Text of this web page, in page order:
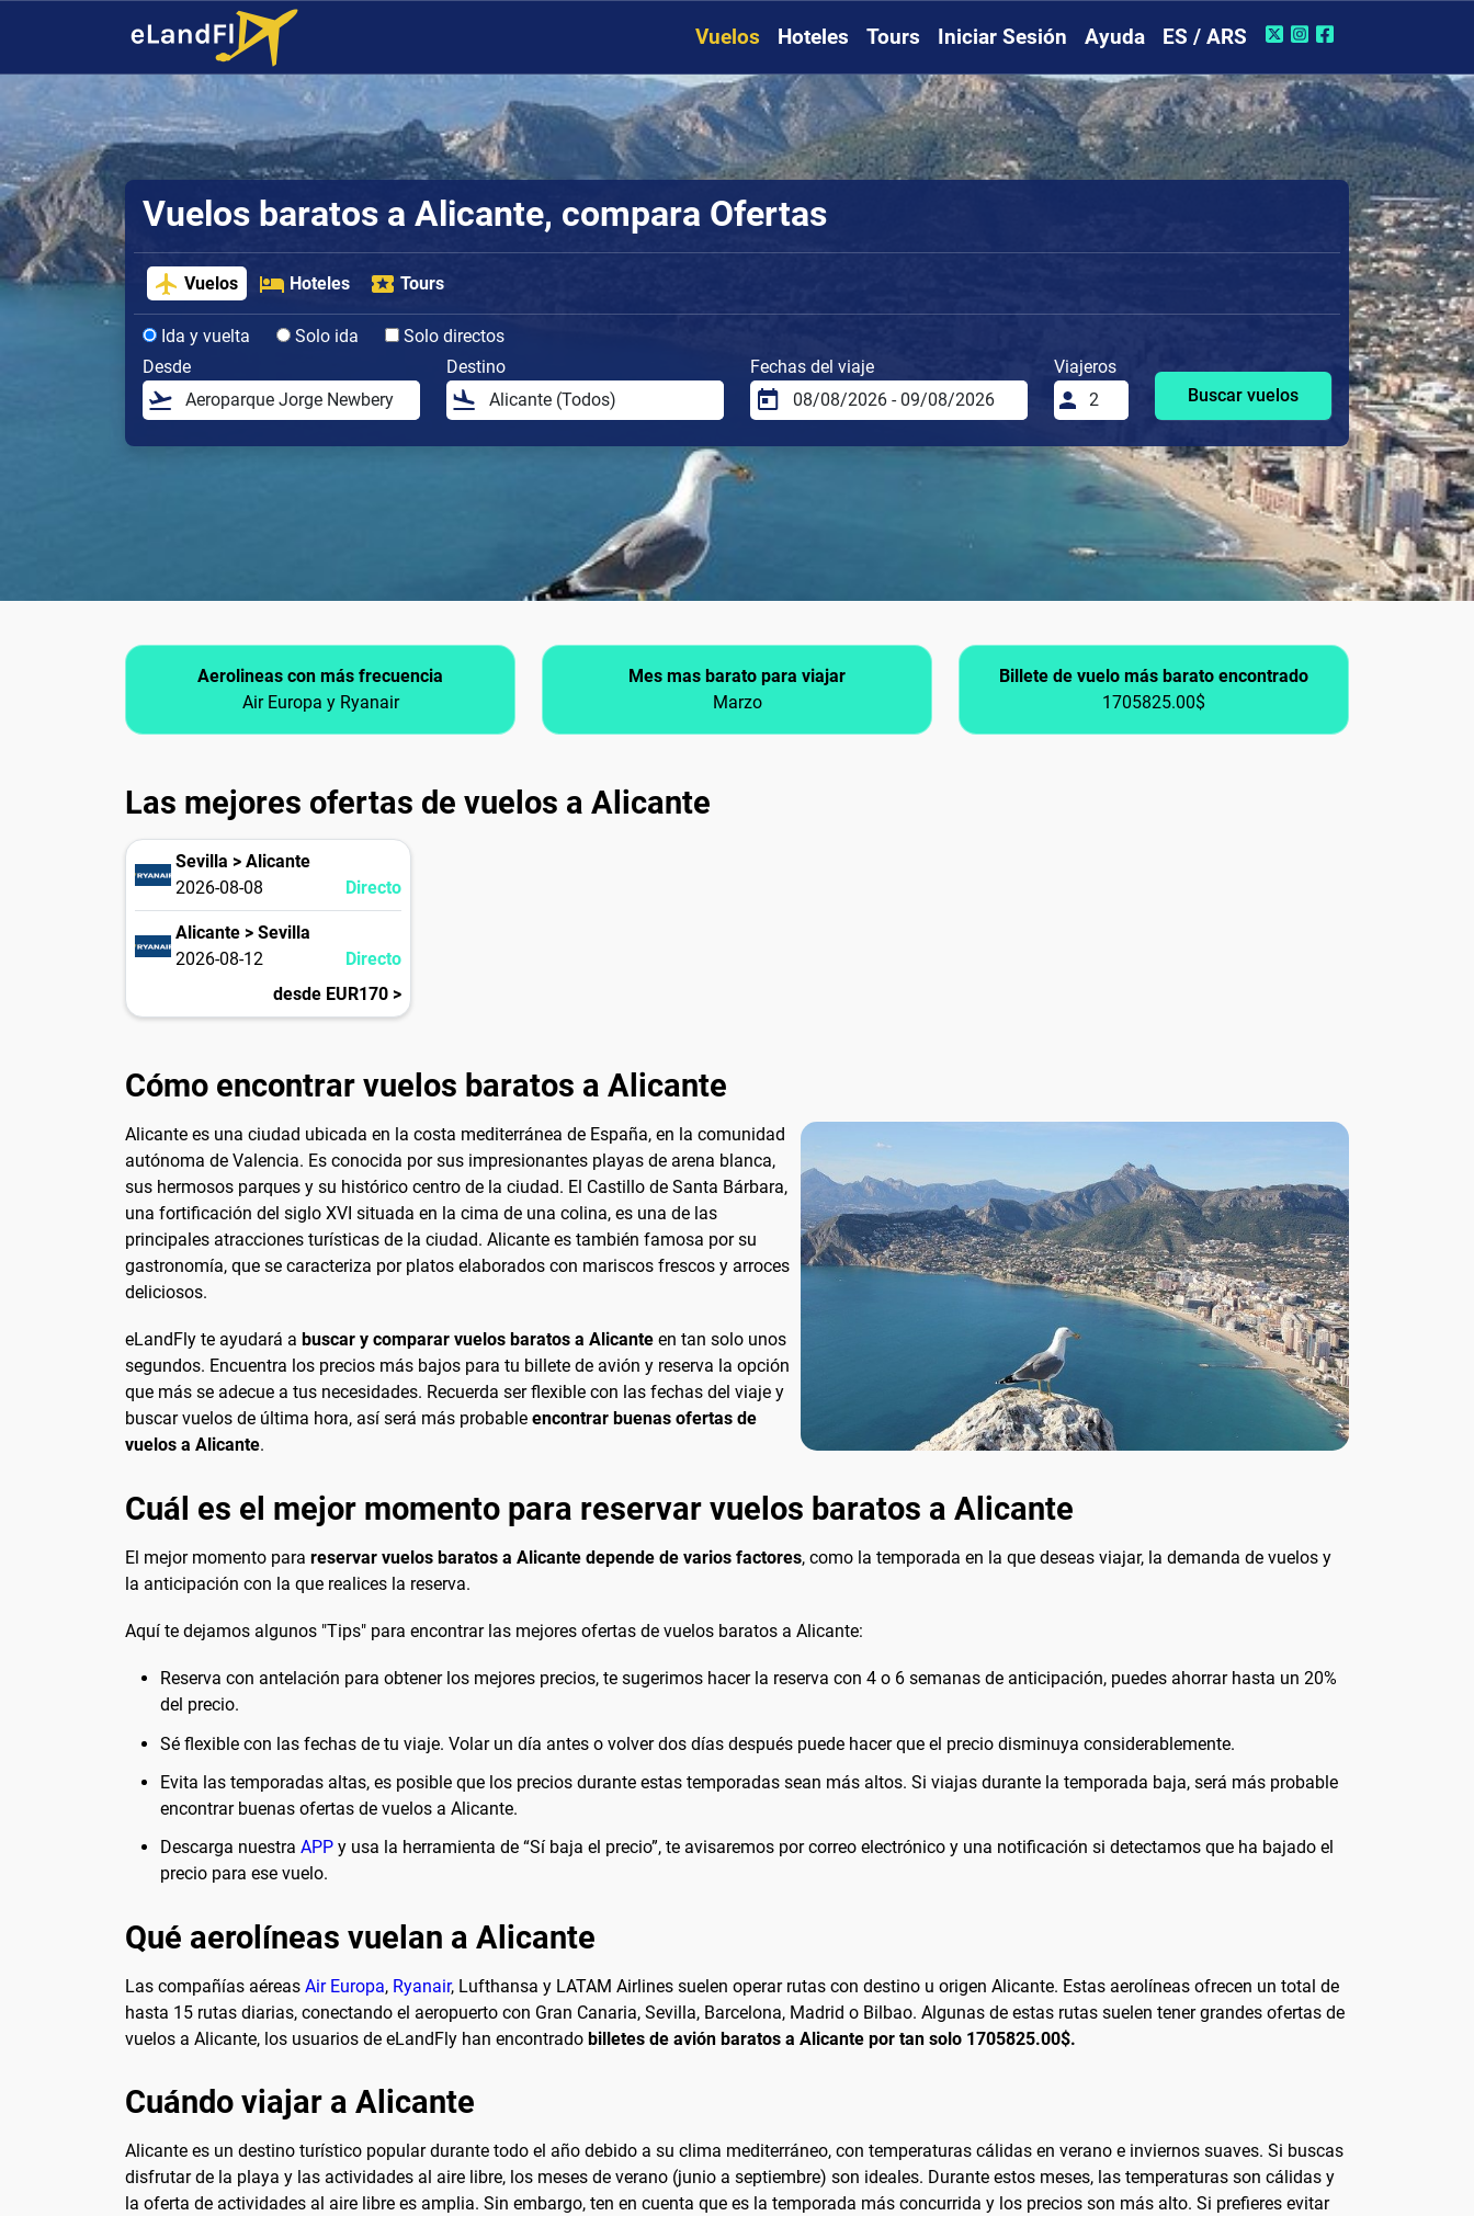
Vuelos Hoteles Tours Iniciar Sesión Ayuda ES / ARS
Vuelos baratos a Alicante, compara Ofertas
Vuelos Hoteles Tours
Ida y vuelta Solo ida
Solo directos
Desde
Destino Fechas del viaje
Viajeros
Buscar vuelos
Aerolineas con más frecuencia
Air Europa y Ryanair
Mes mas barato para viajar
Marzo
Billete de vuelo más barato encontrado
1705825.00$
Las mejores ofertas de vuelos a Alicante
Sevilla > Alicante
2026-08-08
Directo
Alicante > Sevilla
2026-08-12
Directo
desde EUR170 >
Cómo encontrar vuelos baratos a Alicante
Alicante es una ciudad ubicada en la costa mediterránea de España, en la comunidad
autónoma de Valencia. Es conocida por sus impresionantes playas de arena blanca,
sus hermosos parques y su histórico centro de la ciudad. El Castillo de Santa Bárbara,
una fortificación del siglo XVI situada en la cima de una colina, es una de las
principales atracciones turísticas de la ciudad. Alicante es también famosa por su
gastronomía, que se caracteriza por platos elaborados con mariscos frescos y arroces
deliciosos.
eLandFly te ayudará a buscar y comparar vuelos baratos a Alicante en tan solo unos
segundos. Encuentra los precios más bajos para tu billete de avión y reserva la opción
que más se adecue a tus necesidades. Recuerda ser flexible con las fechas del viaje y
buscar vuelos de última hora, así será más probable encontrar buenas ofertas de
vuelos a Alicante.
Cuál es el mejor momento para reservar vuelos baratos a Alicante
El mejor momento para reservar vuelos baratos a Alicante depende de varios factores, como la temporada en la que deseas viajar, la demanda de vuelos y
la anticipación con la que realices la reserva.
Aquí te dejamos algunos "Tips" para encontrar las mejores ofertas de vuelos baratos a Alicante:
Reserva con antelación para obtener los mejores precios, te sugerimos hacer la reserva con 4 o 6 semanas de anticipación, puedes ahorrar hasta un 20%
del precio.
Sé flexible con las fechas de tu viaje. Volar un día antes o volver dos días después puede hacer que el precio disminuya considerablemente.
Evita las temporadas altas, es posible que los precios durante estas temporadas sean más altos. Si viajas durante la temporada baja, será más probable
encontrar buenas ofertas de vuelos a Alicante.
Descarga nuestra APP y usa la herramienta de “Sí baja el precio”, te avisaremos por correo electrónico y una notificación si detectamos que ha bajado el
precio para ese vuelo.
Qué aerolíneas vuelan a Alicante
Las compañías aéreas Air Europa, Ryanair, Lufthansa y LATAM Airlines suelen operar rutas con destino u origen Alicante. Estas aerolíneas ofrecen un total de
hasta 15 rutas diarias, conectando el aeropuerto con Gran Canaria, Sevilla, Barcelona, Madrid o Bilbao. Algunas de estas rutas suelen tener grandes ofertas de
vuelos a Alicante, los usuarios de eLandFly han encontrado billetes de avión baratos a Alicante por tan solo 1705825.00$.
Cuándo viajar a Alicante
Alicante es un destino turístico popular durante todo el año debido a su clima mediterráneo, con temperaturas cálidas en verano e inviernos suaves. Si buscas
disfrutar de la playa y las actividades al aire libre, los meses de verano (junio a septiembre) son ideales. Durante estos meses, las temperaturas son cálidas y
la oferta de actividades al aire libre es amplia. Sin embargo, ten en cuenta que es la temporada más concurrida y los precios son más alto. Si prefieres evitar